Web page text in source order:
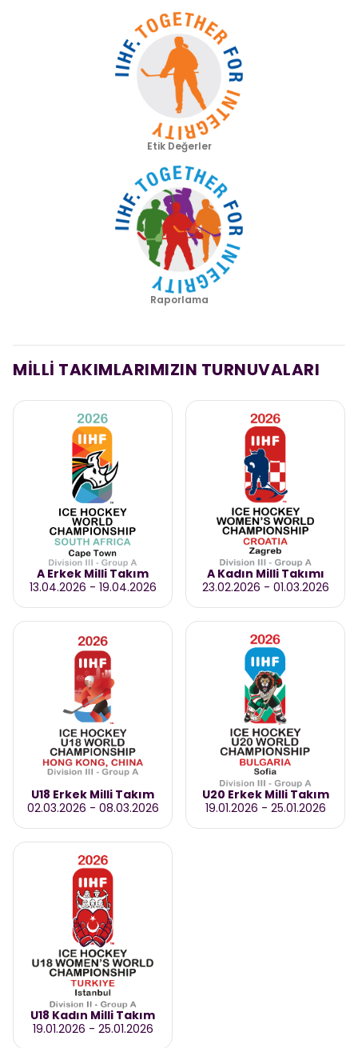
Etik Değerler
Raporlama
MİLLİ TAKIMLARIMIZIN TURNUVALARI
A Erkek Milli Takım
13.04.2026 - 19.04.2026
A Kadın Milli Takımı
23.02.2026 - 01.03.2026
U18 Erkek Milli Takım
02.03.2026 - 08.03.2026
U20 Erkek Milli Takım
19.01.2026 - 25.01.2026
U18 Kadın Milli Takım
19.01.2026 - 25.01.2026